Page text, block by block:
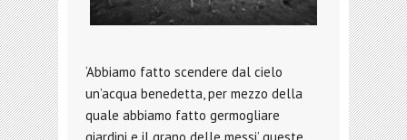
‘Abbiamo fatto scendere dal cielo
un’acqua benedetta, per mezzo della
quale abbiamo fatto germogliare